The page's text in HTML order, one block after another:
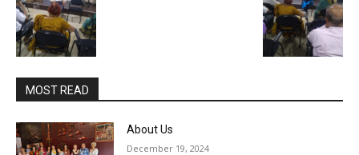
MOST READ
About Us
December 19, 2024